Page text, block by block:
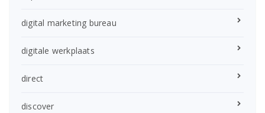
digital marketing bureau
digitale werkplaats
direct
discover